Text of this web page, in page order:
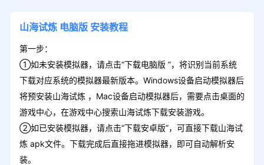
山海试炼 电脑版 安装教程
第一步：
①如未安装模拟器，请点击“下载电脑版 ”，将识别当前系统
下载对应系统的模拟器最新版本。Windows设备启动模拟器后
将预安装山海试炼 ，Mac设备启动模拟器后，需要点击桌面的
游戏中心，在游戏中心搜索山海试炼下载安装游戏。
②如已安装模拟器，请点击“下载安卓版”，可直接下载山海试
炼 apk文件。下载完成后直接拖进模拟器，即可自动解析安
装。